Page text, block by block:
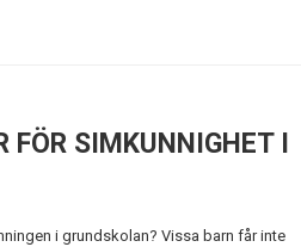
FÖR SIMKUNNIGHET I
i grundskolan? Vissa barn får inte